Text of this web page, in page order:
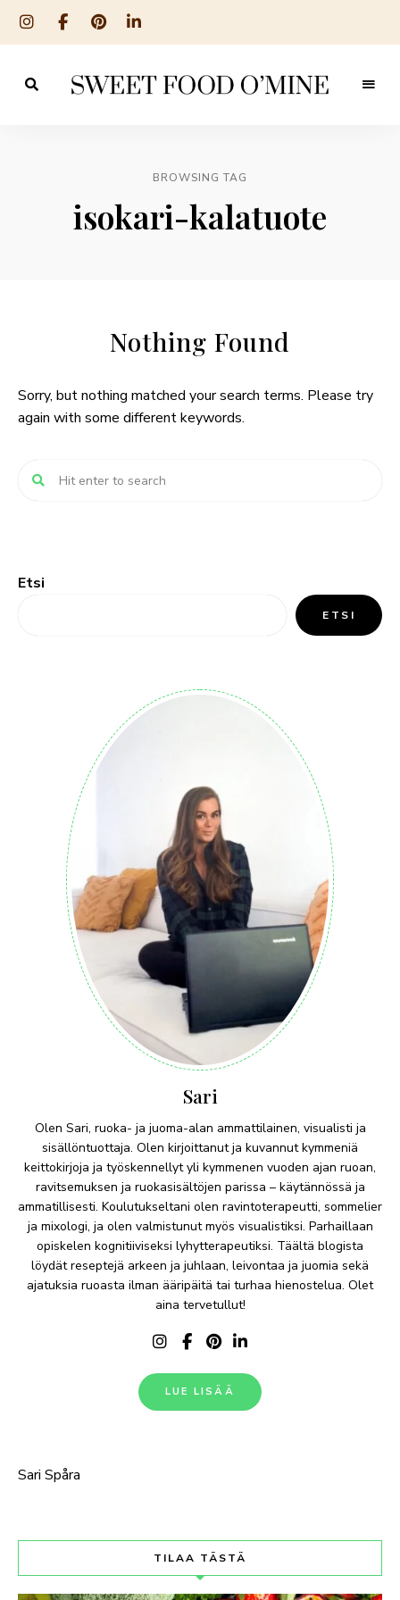
´Mine
BROWSING TAG
isokari-kalatuote
Nothing Found
Sorry, but nothing matched your search terms. Please try
again with some different keywords.
Etsi
ETSI
Sari
Olen Sari, ruoka- ja juoma-alan ammattilainen, visualisti ja
sisällöntuottaja. Olen kirjoittanut ja kuvannut kymmeniä
keittokirjoja ja työskennellyt yli kymmenen vuoden ajan ruoan,
ravitsemuksen ja ruokasisältöjen parissa – käytännössä ja
ammatillisesti. Koulutukseltani olen ravintoterapeutti, sommelier
ja mixologi, ja olen valmistunut myös visualistiksi. Parhaillaan
opiskelen kognitiiviseksi lyhytterapeutiksi. Täältä blogista
löydät reseptejä arkeen ja juhlaan, leivontaa ja juomia sekä
ajatuksia ruoasta ilman ääripäitä tai turhaa hienostelua. Olet
aina tervetullut!
LUE LISÄÄ
Sari Spåra
TILAA TÄSTÄ